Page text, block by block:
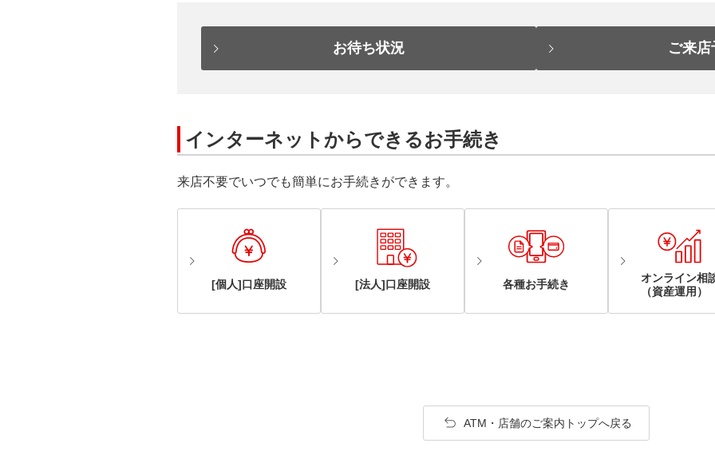
お待ち状況 ご来店
インターネットからできるお手続き
来店不要でいつでも簡単にお手続きができます。
[個人]口座開設 [法人]口座開設 各種お手続き
オンライン相
（資産運用）
ATM・店舗のご案内トップへ戻る